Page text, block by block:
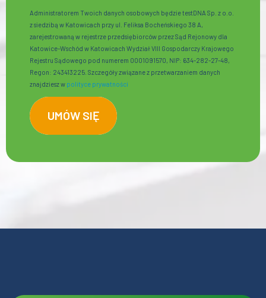
Administratorem Twoich danych osobowych będzie testDNA Sp. z o.o.
z siedzibą w Katowicach przy ul. Feliksa Bocheńskiego 38 A,
zarejestrowaną w rejestrze przedsiębiorców przez Sąd Rejonowy dla
Katowice-Wschód w Katowicach Wydział VIII Gospodarczy Krajowego
Rejestru Sądowego pod numerem 0001091570, NIP: 634-282-27-48,
Regon: 243413225. Szczegóły związane z przetwarzaniem danych
znajdziesz w polityce prywatności